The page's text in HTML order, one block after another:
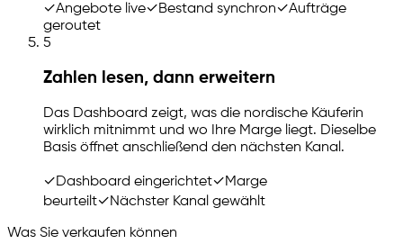
✓Angebote live✓Bestand synchron✓Aufträge
geroutet
5
Zahlen lesen, dann erweitern
Das Dashboard zeigt, was die nordische Käuferin
wirklich mitnimmt und wo Ihre Marge liegt. Dieselbe
Basis öffnet anschließend den nächsten Kanal.
✓Dashboard eingerichtet✓Marge
beurteilt✓Nächster Kanal gewählt
Was Sie verkaufen können